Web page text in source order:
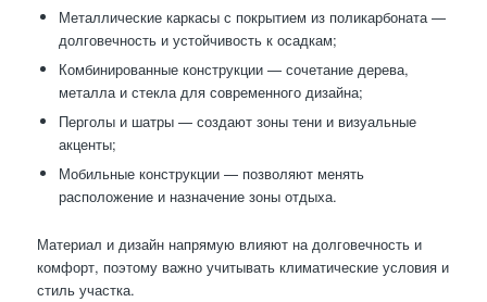
Металлические каркасы с покрытием из поликарбоната —
долговечность и устойчивость к осадкам;
Комбинированные конструкции — сочетание дерева,
металла и стекла для современного дизайна;
Перголы и шатры — создают зоны тени и визуальные
акценты;
Мобильные конструкции — позволяют менять
расположение и назначение зоны отдыха.
Материал и дизайн напрямую влияют на долговечность и
комфорт, поэтому важно учитывать климатические условия и
стиль участка.